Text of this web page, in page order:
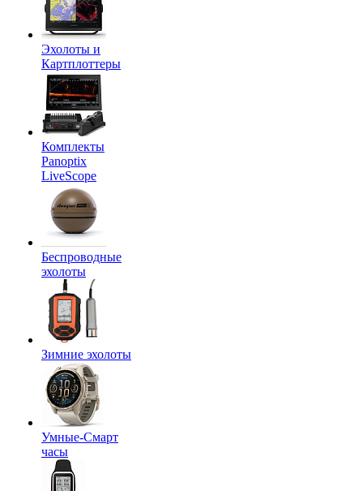
Эхолоты и
Картплоттеры
Комплекты
Panoptix
LiveScope
Беспроводные
эхолоты
Зимние эхолоты
Умные-Смарт
часы